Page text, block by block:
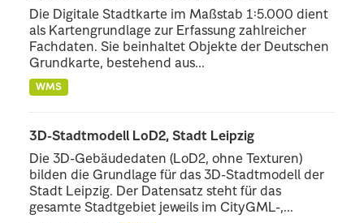
Die Digitale Stadtkarte im Maßstab 1:5.000 dient
als Kartengrundlage zur Erfassung zahlreicher
Fachdaten. Sie beinhaltet Objekte der Deutschen
Grundkarte, bestehend aus...
WMS
3D-Stadtmodell LoD2, Stadt Leipzig
Die 3D-Gebäudedaten (LoD2, ohne Texturen)
bilden die Grundlage für das 3D-Stadtmodell der
Stadt Leipzig. Der Datensatz steht für das
gesamte Stadtgebiet jeweils im CityGML-,...